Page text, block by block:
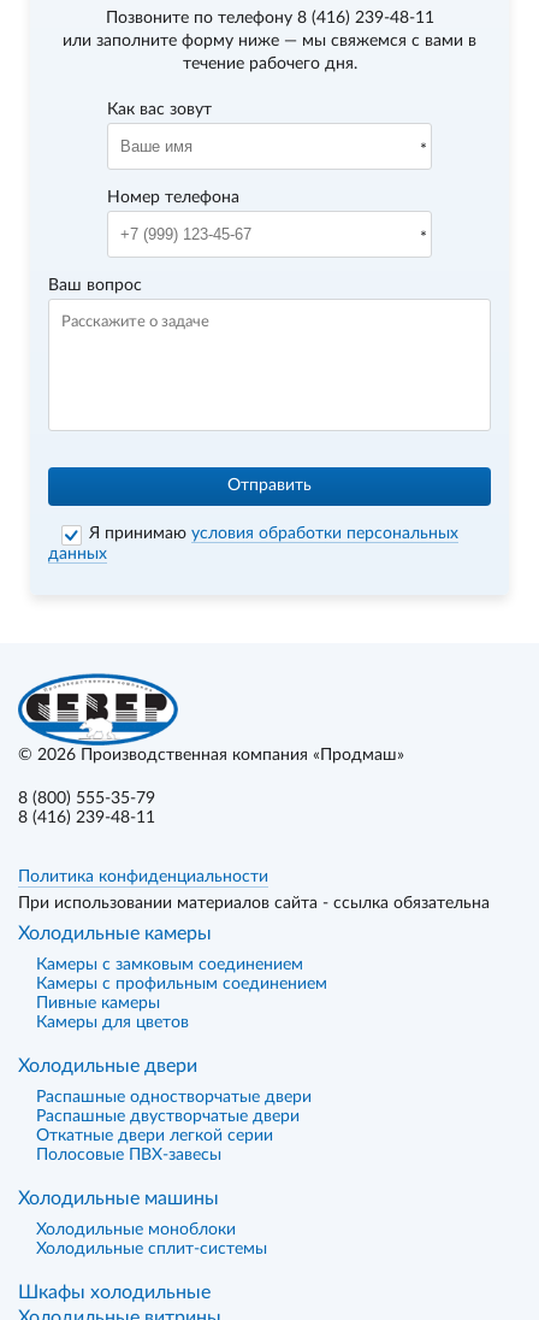
Позвоните по телефону 8 (416) 239-48-11
или заполните форму ниже — мы свяжемся с вами в
течение рабочего дня.
Как вас зовут
Номер телефона
Ваш вопрос
Отправить
Я принимаюусловия обработки персональных
данных
© 2026 Производственная компания «Продмаш»
8 (800) 555-35-79
8 (416) 239-48-11
Политика конфиденциальности
При использовании материалов сайта - ссылка обязательна
Холодильные камеры
Камеры с замковым соединением
Камеры с профильным соединением
Пивные камеры
Камеры для цветов
Холодильные двери
Распашные одностворчатые двери
Распашные двустворчатые двери
Откатные двери легкой серии
Полосовые ПВХ-завесы
Холодильные машины
Холодильные моноблоки
Холодильные сплит-системы
Шкафы холодильные